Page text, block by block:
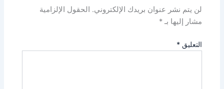
لن يتم نشر عنوان بريدك الإلكتروني. الحقول الإلزامية
مشار إليها بـ*
التعليق*